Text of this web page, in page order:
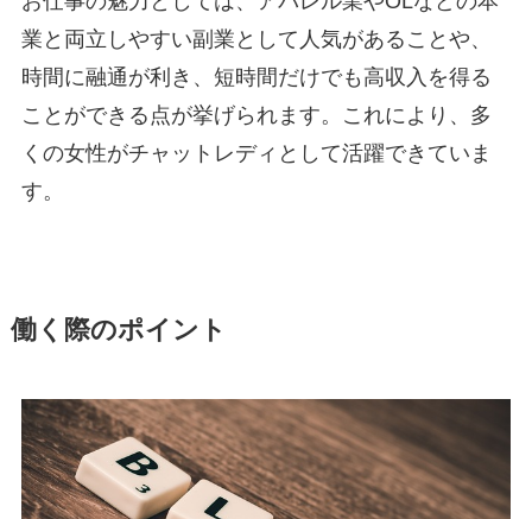
業と両立しやすい副業として人気があることや、
時間に融通が利き、短時間だけでも高収入を得る
ことができる点が挙げられます。これにより、多
くの女性がチャットレディとして活躍できていま
す。
働く際のポイント